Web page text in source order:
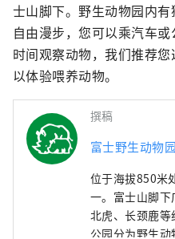
士山脚下。野生动物园内
自由漫步，您可以乘汽车
时间观察动物，我们推荐
以体验喂养动物。
撰稿
富士野生动物园
位于海拔850米
一。富士山脚下
北虎、长颈鹿等
公园分为野生